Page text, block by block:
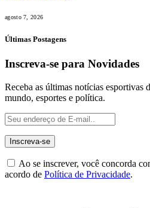
agosto 7, 2026
Últimas Postagens
Inscreva-se para Novidades
Receba as últimas notícias esportivas
mundo, esportes e política.
Ao se inscrever, você concorda
acordo de Política de Privacidade.